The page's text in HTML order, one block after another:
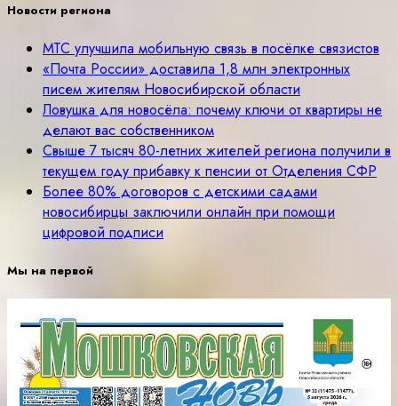
Новости региона
МТС улучшила мобильную связь в посёлке связистов
«Почта России» доставила 1,8 млн электронных
писем жителям Новосибирской области
Ловушка для новосёла: почему ключи от квартиры не
делают вас собственником
Свыше 7 тысяч 80-летних жителей региона получили в
текущем году прибавку к пенсии от Отделения СФР
Более 80% договоров с детскими садами
новосибирцы заключили онлайн при помощи
цифровой подписи
Мы на первой